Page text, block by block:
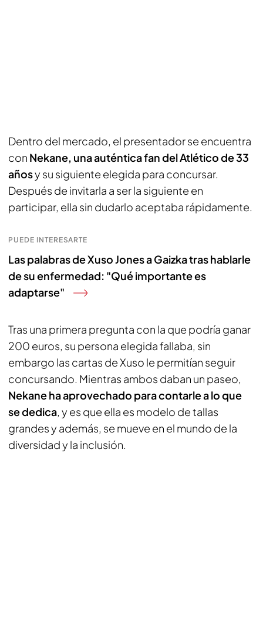
Dentro del mercado, el presentador se encuentra
con Nekane, una auténtica fan del Atlético de 33
añosy su siguiente elegida para concursar.
Después de invitarla a ser la siguiente en
participar, ella sin dudarlo aceptaba rápidamente.
PUEDE INTERESARTE
Las palabras de Xuso Jones a Gaizka tras hablarle
de su enfermedad: "Qué importante es
adaptarse"
Tras una primera pregunta con la que podría ganar
200 euros, su persona elegida fallaba, sin
embargo las cartas de Xuso le permitían seguir
concursando. Mientras ambos daban un paseo,
Nekane ha aprovechado para contarle a lo que
se dedica, y es que ella es modelo de tallas
grandes y además, se mueve en el mundo de la
diversidad y la inclusión.